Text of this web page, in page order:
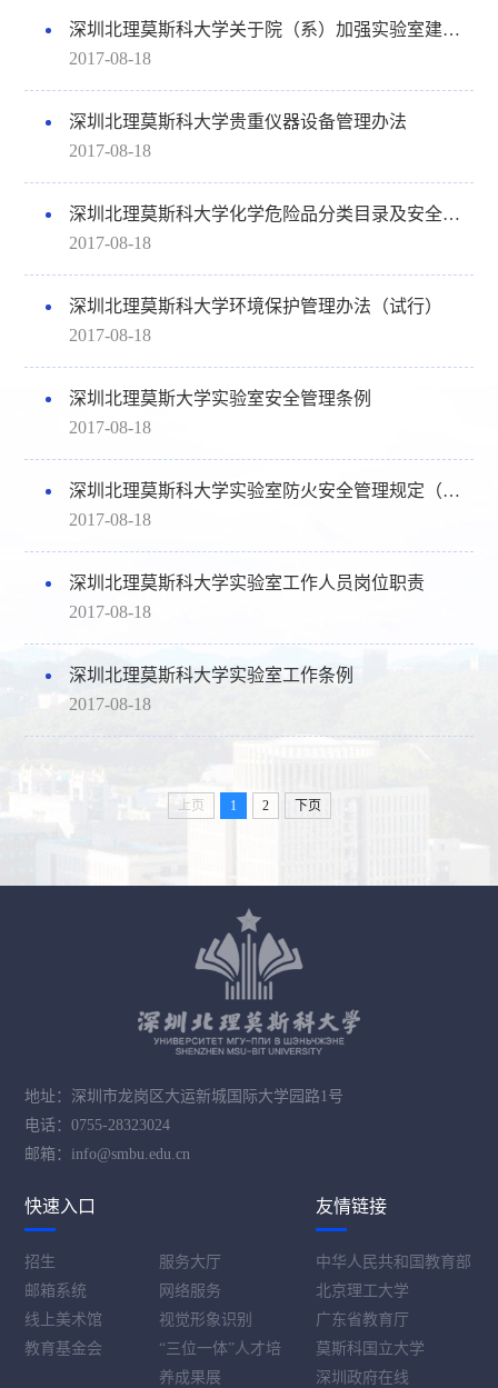
深圳北理莫斯科大学关于院（系）加强实验室建设与管理的意见
2017-08-18
深圳北理莫斯科大学贵重仪器设备管理办法
2017-08-18
深圳北理莫斯科大学化学危险品分类目录及安全管理规定
2017-08-18
深圳北理莫斯科大学环境保护管理办法（试行）
2017-08-18
深圳北理莫斯大学实验室安全管理条例
2017-08-18
深圳北理莫斯科大学实验室防火安全管理规定（试行）
2017-08-18
深圳北理莫斯科大学实验室工作人员岗位职责
2017-08-18
深圳北理莫斯科大学实验室工作条例
2017-08-18
上页 1 2 下页
地址：深圳市龙岗区大运新城国际大学园路1号
电话：0755-28323024
邮箱：info@smbu.edu.cn
快速入口
招生
服务大厅
邮箱系统
网络服务
线上美术馆
视觉形象识别
教育基金会
“三位一体”人才培
养成果展
友情链接
中华人民共和国教育部
北京理工大学
广东省教育厅
莫斯科国立大学
深圳政府在线